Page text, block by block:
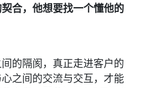
合，他想要找一个懂他的
的隔阂，真正走进客户的
之间的交流与交互，才能